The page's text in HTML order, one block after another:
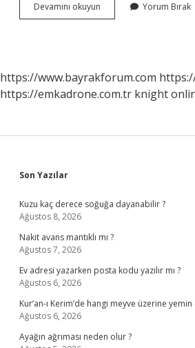
Devamını okuyun
Patpat
Yorum Bırak
https://www.bayrakforum.com
https://emkadrone.com.tr knight
Sidebar
Son Yazılar
Kuzu kaç derece soğuğa dayanabilir ?
Ağustos 8, 2026
Nakit avans mantıklı mı ?
Ağustos 7, 2026
Ev adresi yazarken posta kodu yazılır mı ?
Ağustos 6, 2026
Kur’an-ı Kerim’de hangi meyve üzerine
Ağustos 6, 2026
Ayağın ağrıması neden olur ?